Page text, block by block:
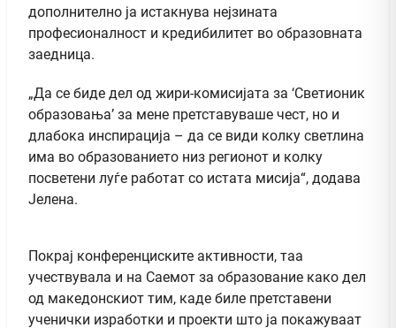
дополнително ја истакнува нејзината
професионалност и кредибилитет во образовната
заедница.
„Да се биде дел од жири-комисијата за ‘Светионик
образовања’ за мене претставуваше чест, но и
длабока инспирација – да се види колку светлина
има во образованието низ регионот и колку
посветени луѓе работат со истата мисија“, додава
Јелена.
Покрај конференциските активности, таа
учествувала и на Саемот за образование како дел
од македонскиот тим, каде биле претставени
ученички изработки и проекти што ја покажуваат